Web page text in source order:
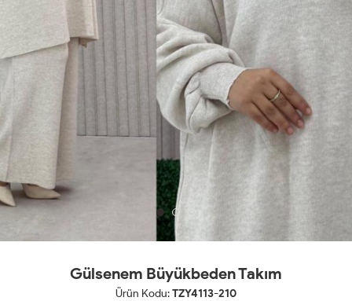
Gülsenem Büyükbeden Takım
Ürün Kodu:TZY4113-210